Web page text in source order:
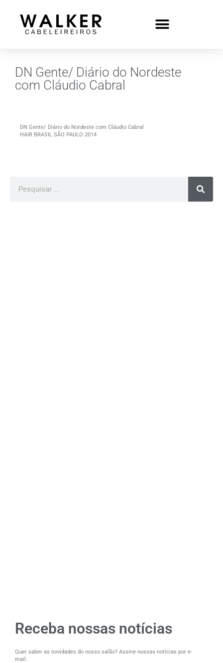
DN Gente/ Diário do Nordeste
com Cláudio Cabral
DN Gente/ Diário do Nordeste com Cláudio Cabral
HAIR BRASIL SÃO PAULO 2014
Receba nossas notícias
Quer saber as novidades do nosso salão? Assine nossas notícias por e-
mail.